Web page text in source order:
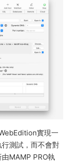
實現一
測試，而不會對
MAMP PRO執